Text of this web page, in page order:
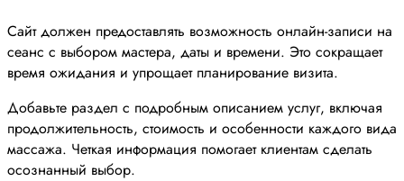
Сайт должен предоставлять возможность онлайн-записи на
сеанс с выбором мастера, даты и времени. Это сокращает
время ожидания и упрощает планирование визита.
Добавьте раздел с подробным описанием услуг, включая
продолжительность, стоимость и особенности каждого вида
массажа. Четкая информация помогает клиентам сделать
осознанный выбор.